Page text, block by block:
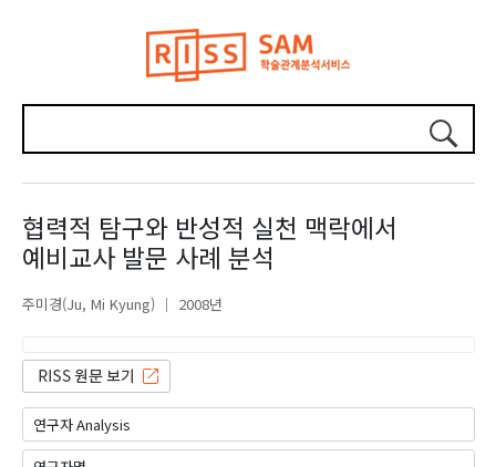
협력적 탐구와 반성적 실천 맥락에서
예비교사 발문 사례 분석
주미경(Ju, Mi Kyung) 2008년